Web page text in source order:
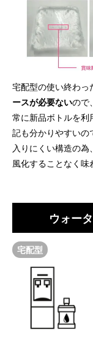
宅配型の使い終わっ
ースが必要ないので
常に新品ボトルを利
記も分かりやすいの
入りにくい構造の
風化することなく味
ウォー
宅配型